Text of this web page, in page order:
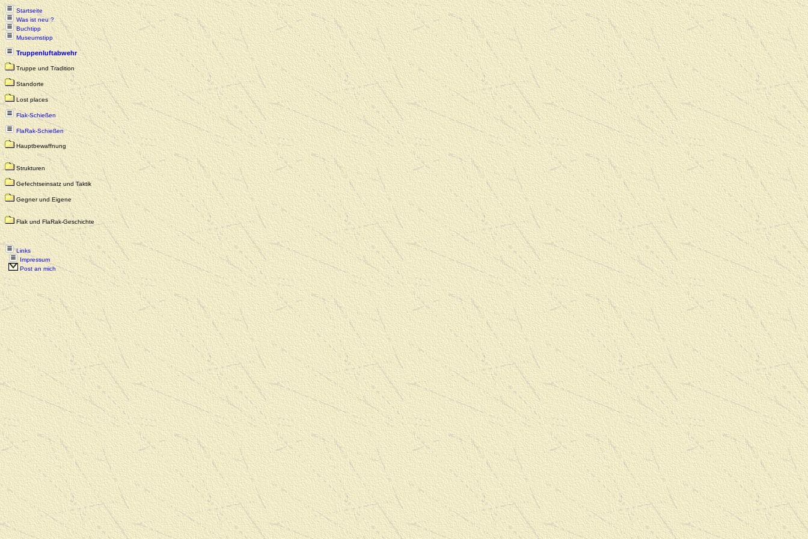
Startseite
Was ist neu ?
Buchtipp
Museumstipp
Truppenluftabwehr
Truppe und Tradition
Standorte
Lost places
Flak-Schießen
FlaRak-Schießen
Hauptbewaffnung
Strukturen
Gefechtseinsatz und Taktik
Gegner und Eigene
Flak und FlaRak-Geschichte
Links
Impressum
Post an mich